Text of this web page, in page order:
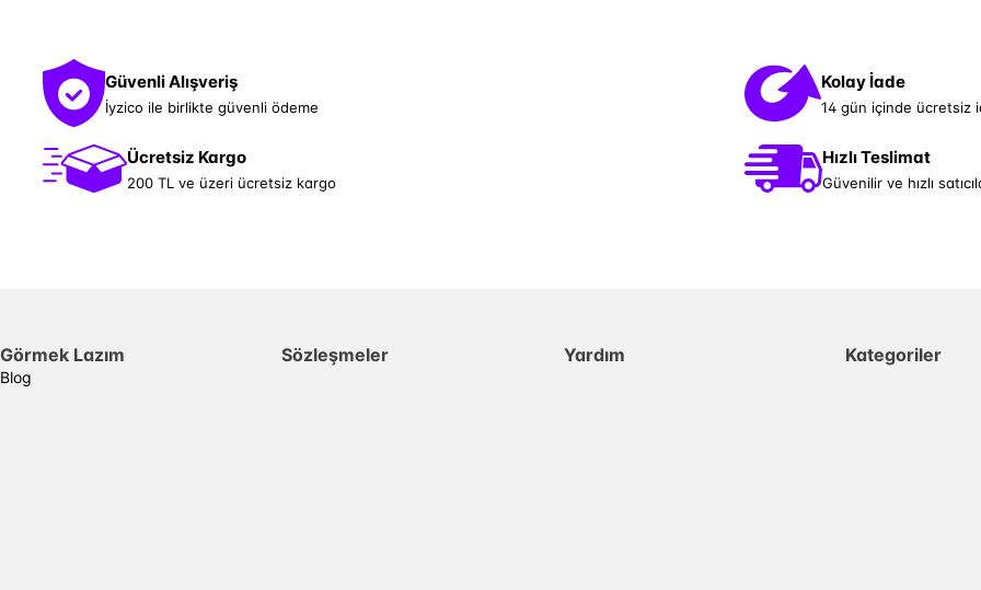
Güvenli Alışveriş
İyzico ile birlikte güvenli ödeme
Kolay İade
14 gün içinde ücretsiz
Ücretsiz Kargo
200 TL ve üzeri ücretsiz kargo
Hızlı Teslimat
Güvenilir ve hızlı
Görmek Lazım
Blog
Sözleşmeler Yardım Kategoriler